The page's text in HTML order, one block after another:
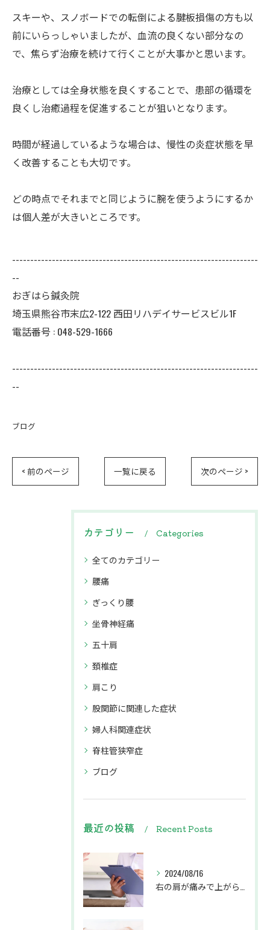
スキーや、スノボードでの転倒による腱板損傷の方も以
前にいらっしゃいましたが、血流の良くない部分なの
で、焦らず治療を続けて行くことが大事かと思います。
治療としては全身状態を良くすることで、患部の循環を
良くし治癒過程を促進することが狙いとなります。
時間が経過しているような場合は、慢性の炎症状態を早
く改善することも大切です。
どの時点でそれまでと同じように腕を使うようにするか
は個人差が大きいところです。
--------------------------------------------------------------------
--
おぎはら鍼灸院
埼玉県熊谷市末広2-122 西田リハデイサービスビル1F
電話番号 : 048-529-1666
--------------------------------------------------------------------
--
ブログ
< 前のページ 一覧に戻る 次のページ >
カテゴリー Categories
全てのカテゴリー
腰痛
ぎっくり腰
坐骨神経痛
五十肩
頚椎症
肩こり
股関節に関連した症状
婦人科関連症状
脊柱管狭窄症
ブログ
最近の投稿 Recent Posts
2024/08/16